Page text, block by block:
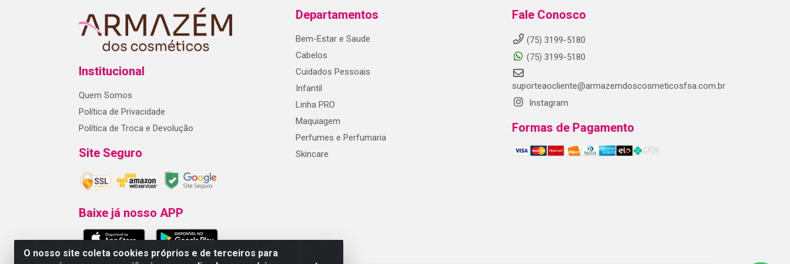
O nosso site coleta cookies próprios e de terceiros para
Institucional
Quem Somos
Política de Privacidade
Política de Troca e Devolução
Site Seguro
Baixe já nosso APP
Departamentos
Bem-Estar e Saude
Cabelos
Cuidados Pessoais
Infantil
Linha PRO
Maquiagem
Perfumes e Perfumaria
Skincare
Fale Conosco
(75) 3199-5180
(75) 3199-5180
suporteaocliente@armazemdoscosmeticosfsa.com.br
Instagram
Formas de Pagamento